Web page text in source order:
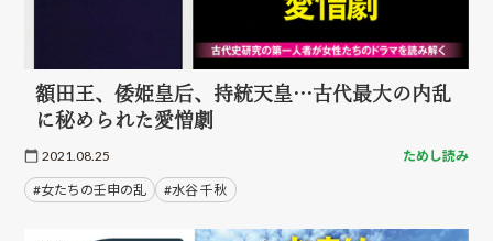
額田王、倭姫皇后、持統天皇…古代最大の内乱
に秘められた愛憎劇
2021.08.25 ためし読み
#女たちの壬申の乱 #水谷 千秋